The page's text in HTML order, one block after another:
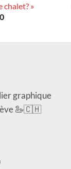
chalet? »
graphique
🦢🇨🇭